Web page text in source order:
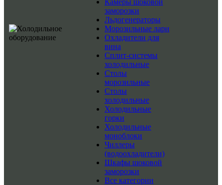
Камеры шоковой
заморозки
Льдогенераторы
Морозильные лари
Охладители для
вина
Сплит-системы
холодильные
Столы
морозильные
Столы
холодильные
Холодильные
горки
Холодильные
моноблоки
Чиллеры
(водоохладители)
Шкафы шоковой
заморозки
Все категории